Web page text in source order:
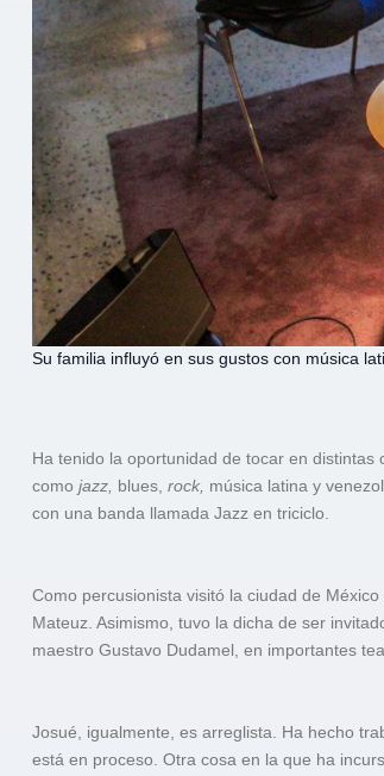
Su familia influyó en sus gustos con música
Ha tenido la oportunidad de tocar en
como jazz, blues, rock, música latina y
con una banda llamada Jazz en triciclo.
Como percusionista visitó la ciudad de
Mateuz. Asimismo, tuvo la dicha de ser
maestro Gustavo Dudamel, en importantes
Josué, igualmente, es arreglista. Ha hecho
está en proceso. Otra cosa en la que ha